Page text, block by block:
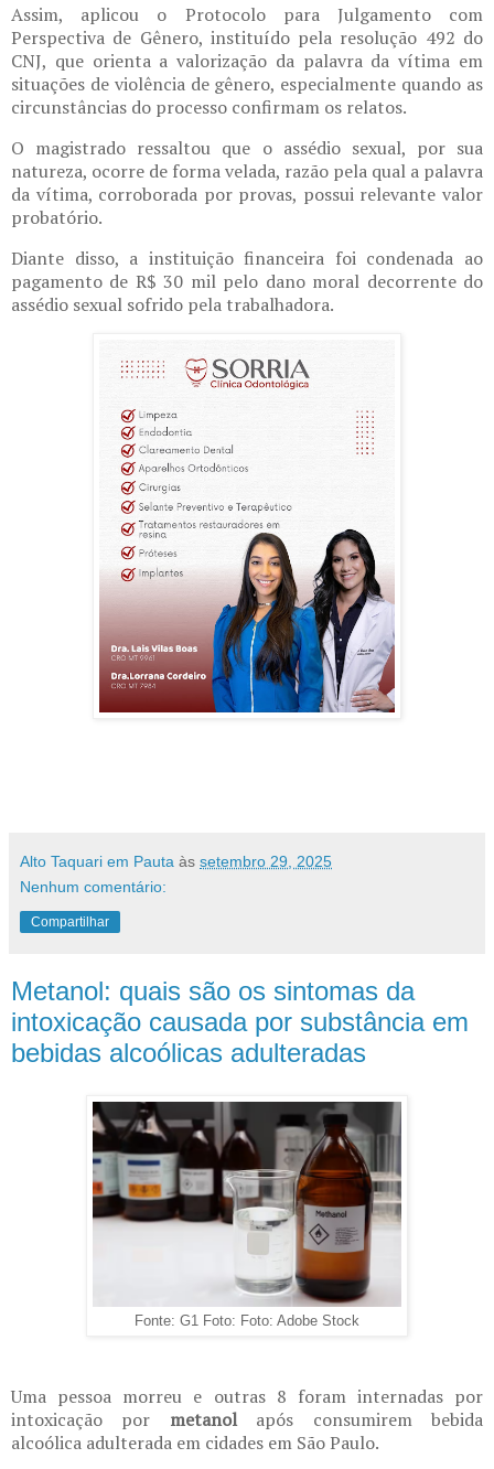
Assim, aplicou o Protocolo para Julgamento com
Perspectiva de Gênero, instituído pela resolução 492 do
CNJ, que orienta a valorização da palavra da vítima em
situações de violência de gênero, especialmente quando as
circunstâncias do processo confirmam os relatos.
O magistrado ressaltou que o assédio sexual, por sua
natureza, ocorre de forma velada, razão pela qual a palavra
da vítima, corroborada por provas, possui relevante valor
probatório.
Diante disso, a instituição financeira foi condenada ao
pagamento de R$ 30 mil pelo dano moral decorrente do
assédio sexual sofrido pela trabalhadora.
Alto Taquari em Pauta às setembro 29, 2025
Nenhum comentário:
Compartilhar
Metanol: quais são os sintomas da
intoxicação causada por substância em
bebidas alcoólicas adulteradas
Fonte: G1 Foto: Foto: Adobe Stock
Uma pessoa morreu e outras 8 foram internadas por
intoxicação por metanol após consumirem bebida
alcoólica adulterada em cidades em São Paulo.